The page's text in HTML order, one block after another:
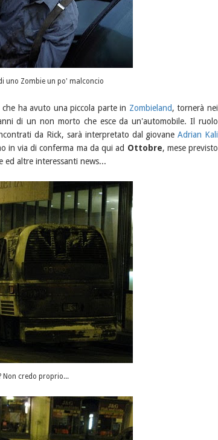
uno Zombie un po' malconcio
ha avuto una piccola parte in Zombieland, tornerà nei
di un non morto che esce da un'automobile. Il ruolo
da Rick, sarà interpretato dal giovaneAdrian Kali
in via di conferma ma da qui ad Ottobre, mese previsto
ed altre interessanti news...
Non credo proprio...